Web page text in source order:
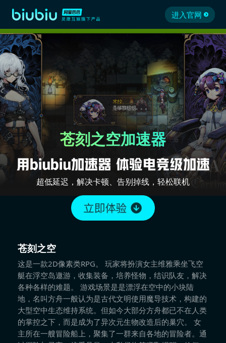
进入官网
苍刻之空加速器
超低延迟，解决卡顿、告别掉线，轻松联机
苍刻之空
这是一款2D像素类RPG。 玩家将扮演女主维雅乘坐飞空
艇在浮空岛遨游，收集装备，培养怪物，结识队友，解决
各种各样的难题。 游戏场景是是漂浮在空中的小块陆
地，名叫方舟一般认为是古代文明使用魔导技术，构建的
大型空中生态维持系统。但如今大部分方舟都已不在人类
的掌控之下，而是成为了异次元生物改造后的巢穴。 女
主所在一艘冒险船上，聚集了一群来自各地的冒险者。通